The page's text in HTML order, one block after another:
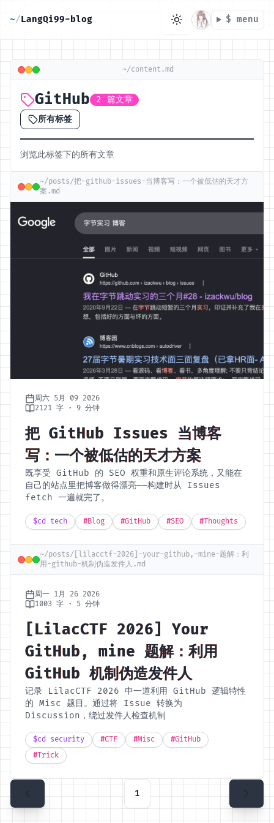
~/LangQi99-blog $ menu
~/content.md
GitHub
2 篇文章
所有标签
浏览此标签下的所有文章
~/posts/把-github-issues-当博客写：一个被低估的天才方
案.md
周六 5月 09 2026
2121 字 · 9 分钟
把 GitHub Issues 当博客
写：一个被低估的天才方案
既享受 GitHub 的 SEO 权重和原生评论系统，又能在
自己的站点里把博客做得漂亮——构建时从 Issues
fetch 一遍就完了。
$cd tech #Blog #GitHub #SEO #Thoughts
~/posts/[lilacctf-2026]-your-github,-mine-题解：利
用-github-机制伪造发件人.md
周一 1月 26 2026
1003 字 · 5 分钟
[LilacCTF 2026] Your
GitHub, mine 题解：利用
GitHub 机制伪造发件人
记录 LilacCTF 2026 中一道利用 GitHub 逻辑特性
的 Misc 题目。通过将 Issue 转换为
Discussion，绕过发件人检查机制
$cd security #CTF #Misc #GitHub
#Trick
1